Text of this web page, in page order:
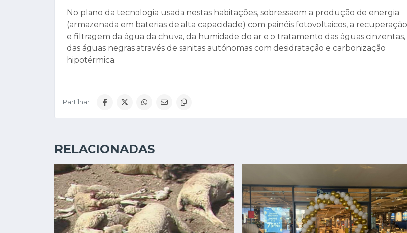
No plano da tecnologia usada nestas habitações, sobressaem a produção de energia
(armazenada em baterias de alta capacidade) com painéis fotovoltaicos, a recuperação
e filtragem da água da chuva, da humidade do ar e o tratamento das águas cinzentas,
das águas negras através de sanitas autónomas com desidratação e carbonização
hipotérmica.
Partilhar:
RELACIONADAS